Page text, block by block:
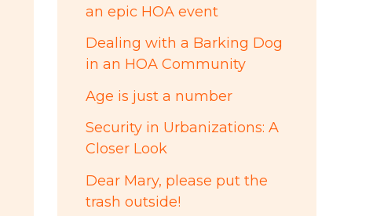
an epic HOA event
Dealing with a Barking Dog
in an HOA Community
Age is just a number
Security in Urbanizations: A
Closer Look
Dear Mary, please put the
trash outside!